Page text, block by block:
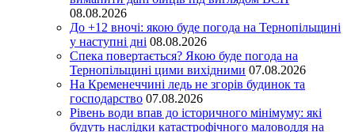
08.08.2026
До +12 вночі: якою буде погода на Тернопільщині
у наступні дні 08.08.2026
Спека повертається? Якою буде погода на
Тернопільщині цими вихідними 07.08.2026
На Кременеччині ледь не згорів будинок та
господарство 07.08.2026
Рівень води впав до історичного мінімуму: які
будуть наслідки катастрофічного маловоддя на